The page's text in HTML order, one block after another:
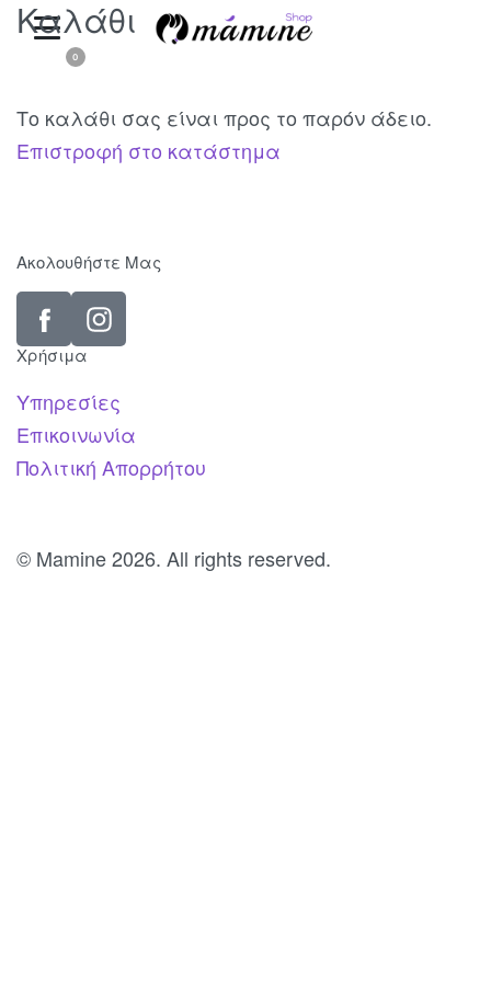
0
Καλάθι
Το καλάθι σας είναι προς το παρόν άδειο.
Επιστροφή στο κατάστημα
Ακολουθήστε Μας
Χρήσιμα
Υπηρεσίες
Επικοινωνία
Πολιτική Απορρήτου
© Mamine 2026. All rights reserved.